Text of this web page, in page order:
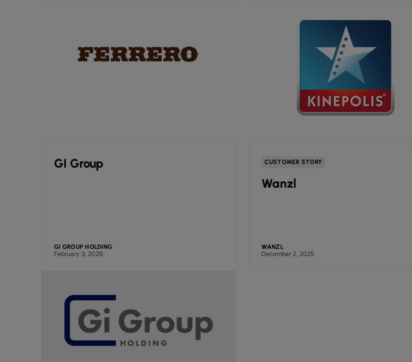
GI Group
GI GROUP HOLDING
February 3, 2026
CUSTOMER STORY
Wanzl
WANZL
December 2, 2025